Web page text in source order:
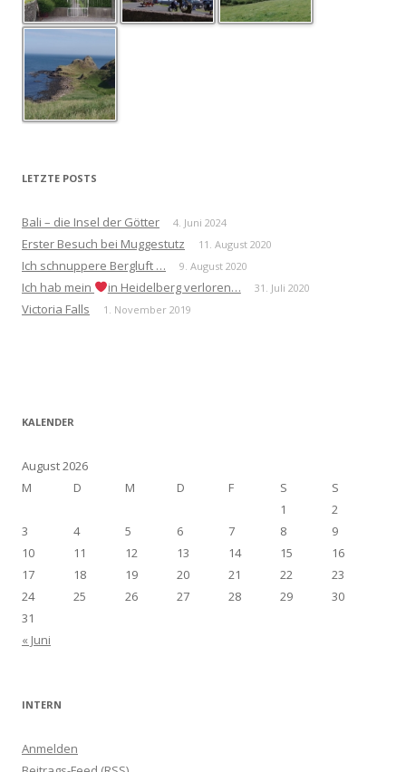
LETZTE POSTS
Bali – die Insel der Götter 4. Juni 2024
Erster Besuch bei Muggestutz 11. August 2020
Ich schnuppere Bergluft … 9. August 2020
Ich hab mein in Heidelberg verloren… 31. Juli 2020
Victoria Falls 1. November 2019
KALENDER
August 2026
M
D M D F S S
« Juni
1
2
3
4 5 6 7 8
9
10
11 12 13 14 15
16
17
18 19 20 21 22
23
24
25 26 27 28 29
30
31
INTERN
Anmelden